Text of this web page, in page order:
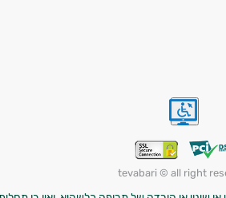
tevabari © all right